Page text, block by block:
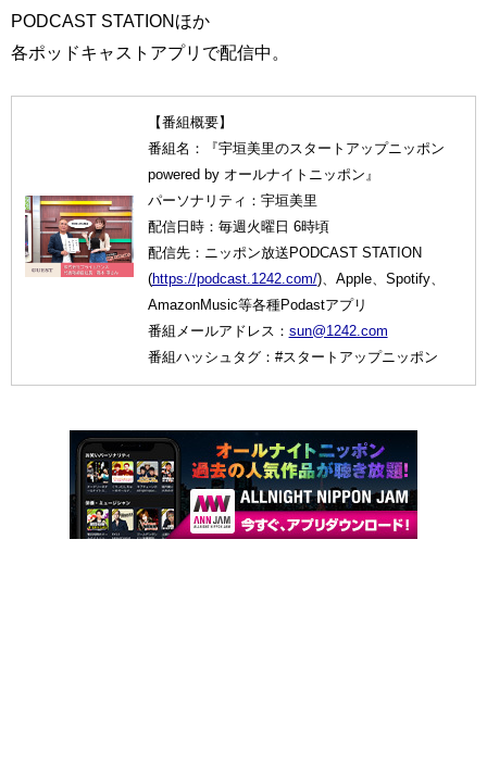
PODCAST STATIONほか
各ポッドキャストアプリで配信中。
【番組概要】
番組名：『宇垣美里のスタートアップニッポン
powered by オールナイトニッポン』
パーソナリティ：宇垣美里
配信日時：毎週火曜日 6時頃
配信先：ニッポン放送PODCAST STATION
(https://podcast.1242.com/)、Apple、Spotify、
AmazonMusic等各種Podastアプリ
番組メールアドレス： sun@1242.com
番組ハッシュタグ：#スタートアップニッポン